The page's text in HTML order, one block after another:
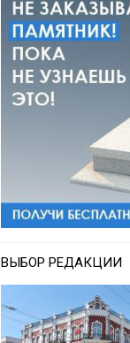
ВЫБОР РЕДАКЦИИ